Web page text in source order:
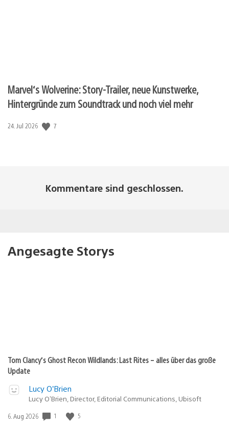
Marvel‘s Wolverine: Story-Trailer, neue Kunstwerke,
Hintergründe zum Soundtrack und noch viel mehr
Veröffentlichungsdatum:
24. Jul 2026 7
Kommentare sind geschlossen.
Angesagte Storys
Tom Clancy’s Ghost Recon Wildlands: Last Rites – alles über das große
Update
Lucy O’Brien
Lucy O’Brien, Director, Editorial Communications, Ubisoft
Veröffentlichungsdatum:
6. Aug 2026 1 5